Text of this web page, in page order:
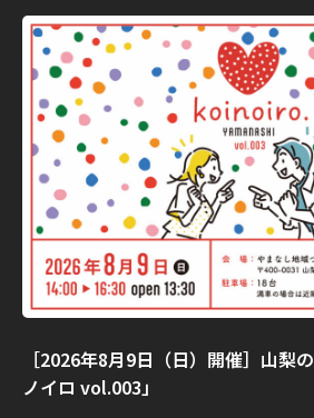
［2026年8月9日（日）開催］山梨
ノイロ vol.003」